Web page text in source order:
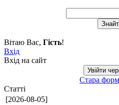
Вітаю Вас, Гість!
Вхід
Вхід на сайт
Увійти
Стара
Статті
[2026-08-05]